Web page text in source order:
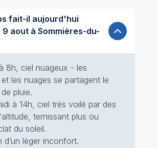
fait-il aujourd'hui
8h, ciel nuageux - les
les nuages se partagent le
pluie.
à 14h, ciel très voilé par des
ternissant plus ou
du soleil.
d’un léger inconfort.